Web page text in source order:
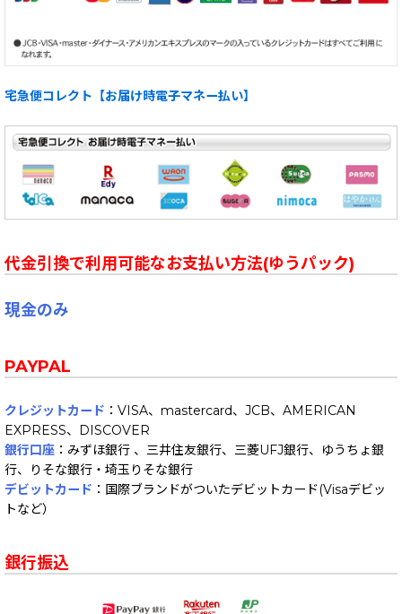
宅急便コレクト【お届け時電子マネー払い】
代金引換で利用可能なお支払い方法(ゆうパック)
現金のみ
PAYPAL
クレジットカード ：VISA、mastercard、JCB、AMERICAN
EXPRESS、DISCOVER
銀行口座 ：みずほ銀行 、三井住友銀行、三菱UFJ銀行、ゆうちょ銀
行、りそな銀行・埼玉りそな銀行
デビットカード ：国際ブランドがついたデビットカード(Visaデビッ
トなど）
銀行振込